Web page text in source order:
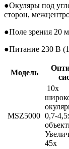
●Окуляры под
сторон,
●Поле зрения 20
●Питание 230 В
Модель
MSZ5000
10x
0,7-
45x